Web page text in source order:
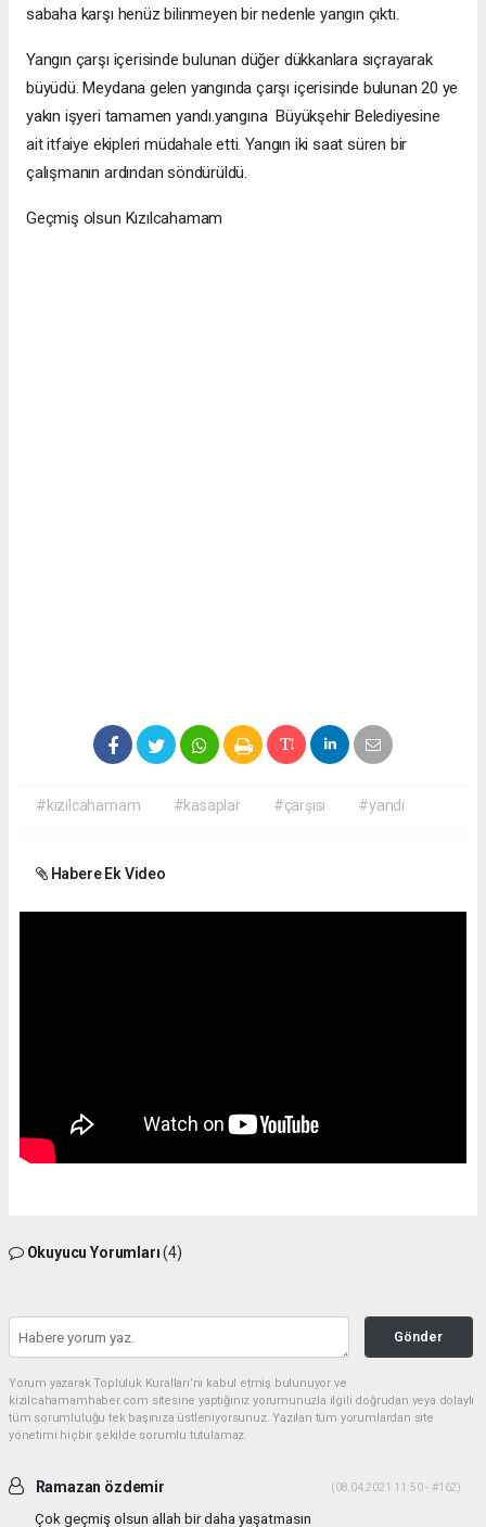
sabaha karşı henüz bilinmeyen bir nedenle yangın çıktı.
Yangın çarşı içerisinde bulunan düğer dükkanlara sıçrayarak
büyüdü. Meydana gelen yangında çarşı içerisinde bulunan 20 ye
yakın işyeri tamamen yandı.yangına Büyükşehir Belediyesine
ait itfaiye ekipleri müdahale etti. Yangın iki saat süren bir
çalışmanın ardından söndürüldü.
Geçmiş olsun Kızılcahamam
#kızılcahamam #kasaplar #çarşısı #yandı
Habere Ek Video
Okuyucu Yorumları(4)
Gönder
Yorum yazarak Topluluk Kuralları’nı kabul etmiş bulunuyor ve
kizilcahamamhaber.com sitesine yaptığınız yorumunuzla ilgili doğrudan veya dolaylı
tüm sorumluluğu tek başınıza üstleniyorsunuz. Yazılan tüm yorumlardan site
yönetimi hiçbir şekilde sorumlu tutulamaz.
Ramazan özdemir (08.04.2021 11:50 - #162)
Çok geçmiş olsun allah bir daha yaşatmasın